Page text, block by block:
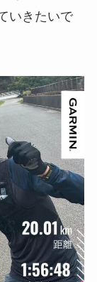
いきたいで